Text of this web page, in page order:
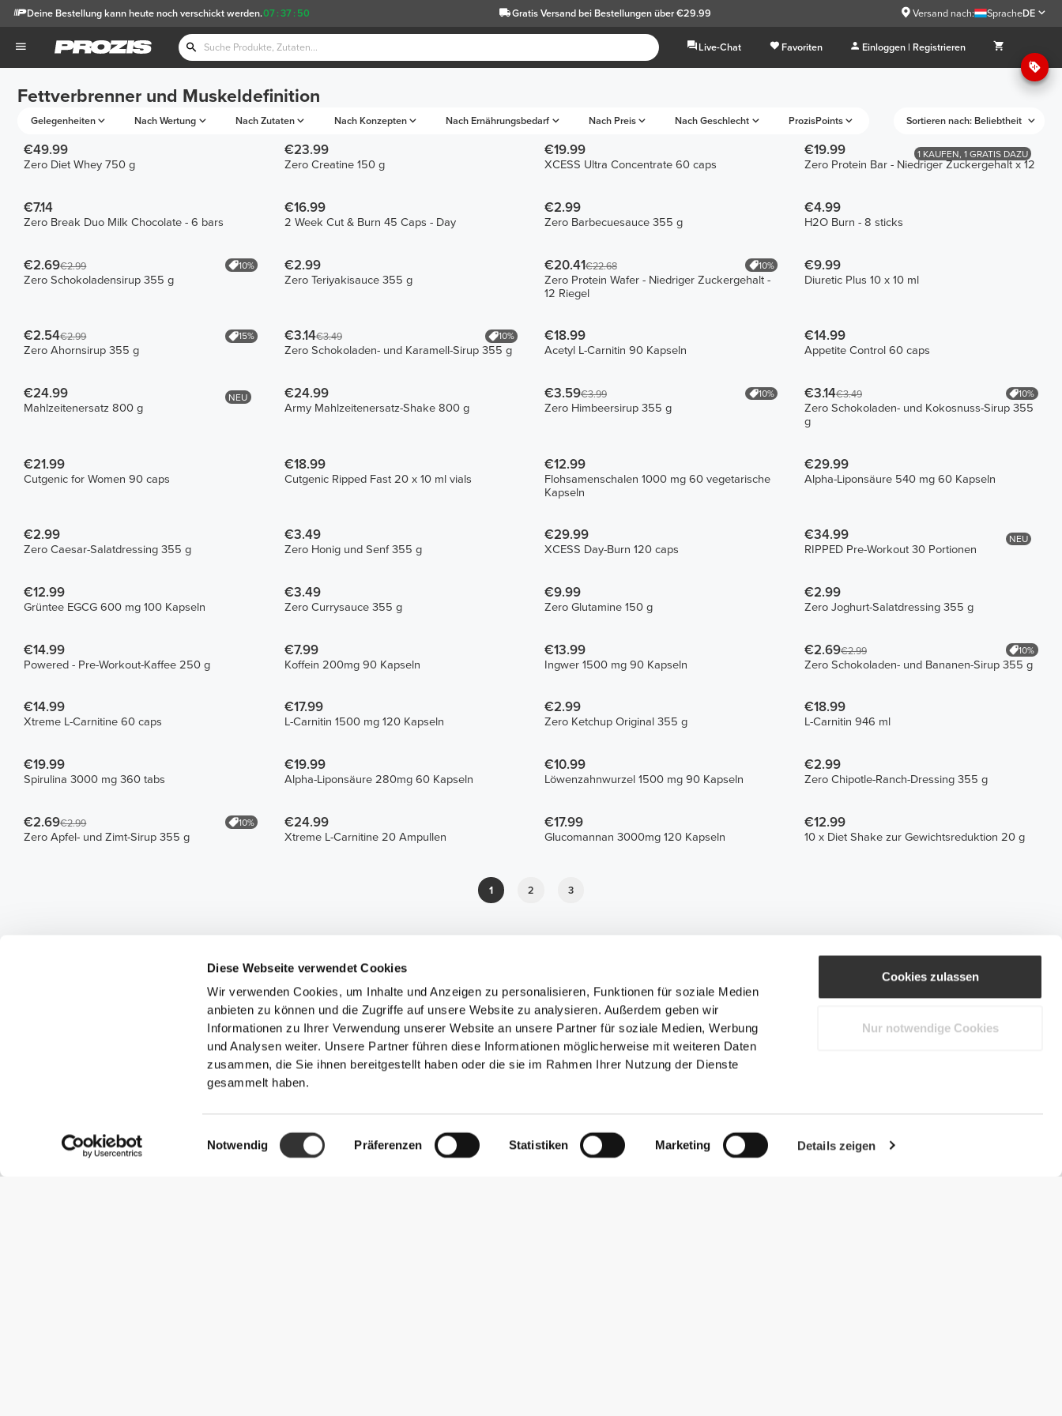
Diese Webseite verwendet Cookies
Wir verwenden Cookies, um Inhalte und Anzeigen zu personalisieren, Funktionen für soziale Medien
anbieten zu können und die Zugriffe auf unsere Website zu analysieren. Außerdem geben wir
Informationen zu Ihrer Verwendung unserer Website an unsere Partner für soziale Medien, Werbung
und Analysen weiter. Unsere Partner führen diese Informationen möglicherweise mit weiteren Daten
zusammen, die Sie ihnen bereitgestellt haben oder die sie im Rahmen Ihrer Nutzung der Dienste
gesammelt haben.
Einwilligungsauswahl
Notwendig Präferenzen Statistiken Marketing Details zeigen
Cookies zulassen
Nur notwendige Cookies
07 :37 : 50
Deine Bestellung kann heute noch verschickt werden. Gratis Versandbei Bestellungen über €29.99 Versand nach: SpracheDE
Live-Chat Favoriten Einloggen | Registrieren
Fettverbrenner und Muskeldefinition
Gelegenheiten Nach Wertung Nach Zutaten Nach Konzepten Nach Ernährungsbedarf Nach Preis Nach Geschlecht ProzisPoints Sortieren nach: Beliebtheit
€49.99
Zero Diet Whey 750 g
€23.99
Zero Creatine 150 g
€19.99
XCESS Ultra Concentrate 60 caps
1 KAUFEN, 1 GRATIS DAZU
€19.99
Zero Protein Bar - Niedriger Zuckergehalt x 12
€7.14
Zero Break Duo Milk Chocolate - 6 bars
€16.99
2 Week Cut & Burn 45 Caps - Day
€2.99
Zero Barbecuesauce 355 g
€4.99
H2O Burn - 8 sticks
€2.69€2.99 10%
Zero Schokoladensirup 355 g
€2.99
Zero Teriyakisauce 355 g
€20.41€22.68 10%
Zero Protein Wafer - Niedriger Zuckergehalt -
12 Riegel
€9.99
Diuretic Plus 10 x 10 ml
€2.54€2.99 15%
Zero Ahornsirup 355 g
€3.14€3.49 10%
Zero Schokoladen- und Karamell-Sirup 355 g
€18.99
Acetyl L-Carnitin 90 Kapseln
€14.99
Appetite Control 60 caps
NEU
€24.99
Mahlzeitenersatz 800 g
€24.99
Army Mahlzeitenersatz-Shake 800 g
€3.59€3.99 10%
Zero Himbeersirup 355 g
€3.14€3.49 10%
Zero Schokoladen- und Kokosnuss-Sirup 355
g
€21.99
Cutgenic for Women 90 caps
€18.99
Cutgenic Ripped Fast 20 x 10 ml vials
€12.99
Flohsamenschalen 1000 mg 60 vegetarische
Kapseln
€29.99
Alpha-Liponsäure 540 mg 60 Kapseln
€2.99
Zero Caesar-Salatdressing 355 g
€3.49
Zero Honig und Senf 355 g
€29.99
XCESS Day-Burn 120 caps
NEU
€34.99
RIPPED Pre-Workout 30 Portionen
€12.99
Grüntee EGCG 600 mg 100 Kapseln
€3.49
Zero Currysauce 355 g
€9.99
Zero Glutamine 150 g
€2.99
Zero Joghurt-Salatdressing 355 g
€14.99
Powered - Pre-Workout-Kaffee 250 g
€7.99
Koffein 200mg 90 Kapseln
€13.99
Ingwer 1500 mg 90 Kapseln
€2.69€2.99 10%
Zero Schokoladen- und Bananen-Sirup 355 g
€14.99
Xtreme L-Carnitine 60 caps
€17.99
L-Carnitin 1500 mg 120 Kapseln
€2.99
Zero Ketchup Original 355 g
€18.99
L-Carnitin 946 ml
€19.99
Spirulina 3000 mg 360 tabs
€19.99
Alpha-Liponsäure 280mg 60 Kapseln
€10.99
Löwenzahnwurzel 1500 mg 90 Kapseln
€2.99
Zero Chipotle-Ranch-Dressing 355 g
€2.69€2.99 10%
Zero Apfel- und Zimt-Sirup 355 g
€24.99
Xtreme L-Carnitine 20 Ampullen
€17.99
Glucomannan 3000mg 120 Kapseln
€12.99
10 x Diet Shake zur Gewichtsreduktion 20 g
1 2 3